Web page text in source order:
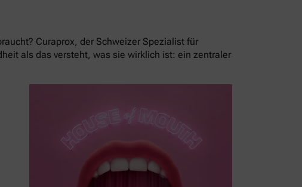
Curaprox, der Schweizer Spezialist für
als das versteht, was sie wirklich ist: ein zentraler